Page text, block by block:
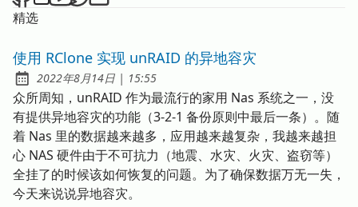
精选
使用 RClone 实现 unRAID 的异地容灾
发布于
2022年8月14日 | at
15:55
众所周知，unRAID 作为最流行的家用 Nas 系统之一，没
有提供异地容灾的功能（3-2-1 备份原则中最后一条）。随
着 Nas 里的数据越来越多，应用越来越复杂，我越来越担
心 NAS 硬件由于不可抗力（地震、水灾、火灾、盗窃等）
全挂了的时候该如何恢复的问题。为了确保数据万无一失，
今天来说说异地容灾。